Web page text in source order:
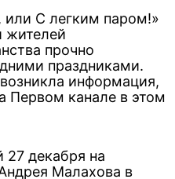
С легким паром!»
жителей
прочно
праздниками.
информация,
Первом канале в этом
27 декабря на
Малахова в